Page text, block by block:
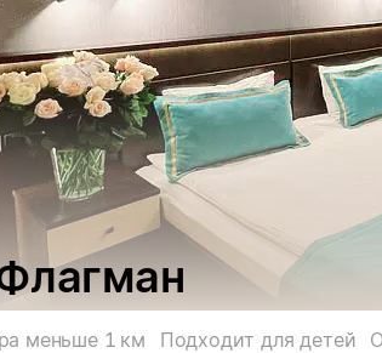
меньше 1 км Подходит для детей